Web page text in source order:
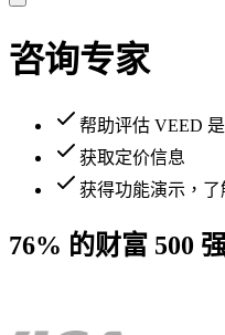
咨询专家
帮助评估 VEED
获取定价信息
获得功能演示，
76% 的财富 500